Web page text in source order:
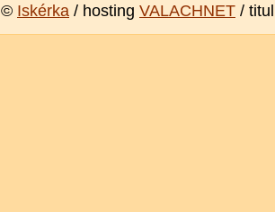
© Iskérka / hosting VALACHNET /